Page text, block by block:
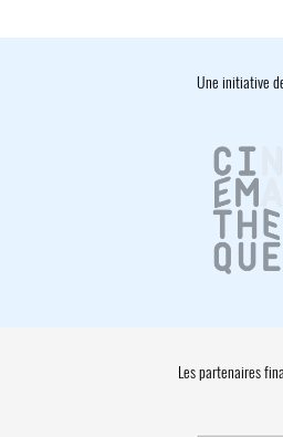
Une initiative
Les partenaires